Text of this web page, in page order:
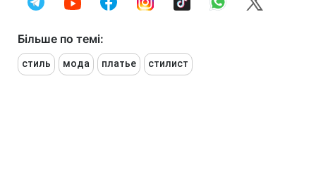
Більше по темі:
стиль мода платье стилист